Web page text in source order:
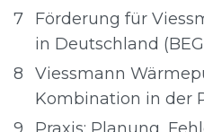
7
Förderung für
in Deutschland
8
Viessmann
Kombination in der